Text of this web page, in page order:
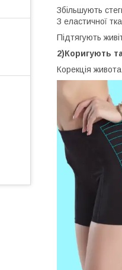
Збільшують
З еластичної
Підтягують
2)Коригують
Корекція живота